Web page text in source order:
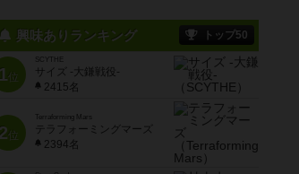
興味ありランキング トップ50
1位
SCYTHE
サイズ -大鎌戦役-
2415名
2位
Terraforming Mars
テラフォーミングマーズ
2394名